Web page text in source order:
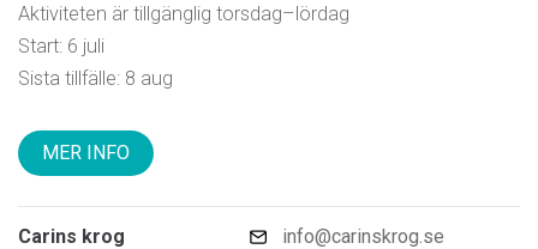
Aktiviteten är tillgänglig torsdag–lördag
Start: 6 juli
Sista tillfälle: 8 aug
MER INFO
Carins krog
info@carinskrog.se